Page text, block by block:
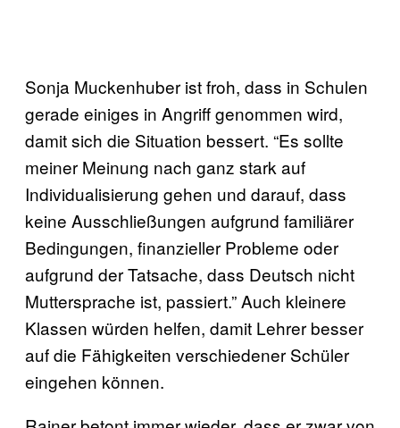
Sonja Muckenhuber ist froh, dass in Schulen
gerade einiges in Angriff genommen wird,
damit sich die Situation bessert. “Es sollte
meiner Meinung nach ganz stark auf
Individualisierung gehen und darauf, dass
keine Ausschließungen aufgrund familiärer
Bedingungen, finanzieller Probleme oder
aufgrund der Tatsache, dass Deutsch nicht
Muttersprache ist, passiert.” Auch kleinere
Klassen würden helfen, damit Lehrer besser
auf die Fähigkeiten verschiedener Schüler
eingehen können.